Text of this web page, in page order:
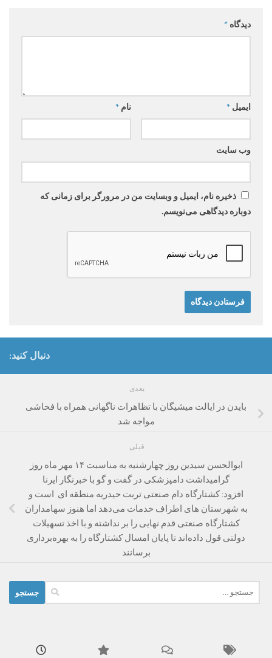
دیدگاه *
نام * ایمیل *
وب‌ سایت
ذخیره نام، ایمیل و وبسایت من در مرورگر برای زمانی که
دوباره دیدگاهی می‌نویسم.
دنبال کنید:
بعدی
بایدن در ایالت میشیگان با تظاهرات ناگهانی همراه با فحاشی
مواجه شد
قبلی
ابوالحسن سیدین روز چهارشنبه به مناسبت ۱۴ مهر ماه روز
گرامیداشت دامپزشکی در گفت و گو با خبرنگار ایرنا
افزود: کشتارگاه دام صنعتی تربت حیدریه منطقه ای است و
به شهرستان های اطراف خدمات می‌دهد اما هنوز سهامداران
کشتارگاه صنعتی قدم نهایی را بر نداشته و با اخذ تسهیلات
دولتی قول داده‌اند تا پایان امسال کشتارگاه را به بهره‌برداری
برسانند
برای: